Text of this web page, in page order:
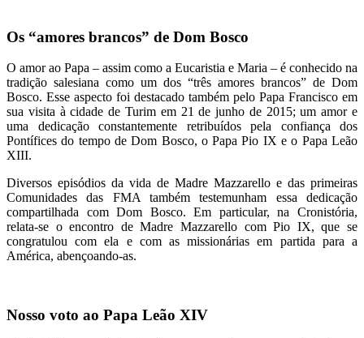
Os “amores brancos” de Dom Bosco
O amor ao Papa – assim como a Eucaristia e Maria – é conhecido na
tradição salesiana como um dos “três amores brancos” de Dom
Bosco. Esse aspecto foi destacado também pelo Papa Francisco em
sua visita à cidade de Turim em 21 de junho de 2015; um amor e
uma dedicação constantemente retribuídos pela confiança dos
Pontífices do tempo de Dom Bosco, o Papa Pio IX e o Papa Leão
XIII.
Diversos episódios da vida de Madre Mazzarello e das primeiras
Comunidades das FMA também testemunham essa dedicação
compartilhada com Dom Bosco. Em particular, na Cronistória,
relata-se o encontro de Madre Mazzarello com Pio IX, que se
congratulou com ela e com as missionárias em partida para a
América, abençoando-as.
Nosso voto ao Papa Leão XIV